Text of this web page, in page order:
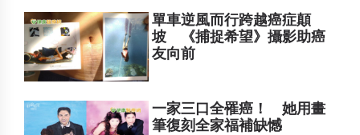
單車逆風而行跨越癌症顛
坡 《捕捉希望》攝影助癌
友向前
一家三口全罹癌！ 她用畫
筆復刻全家福補缺憾